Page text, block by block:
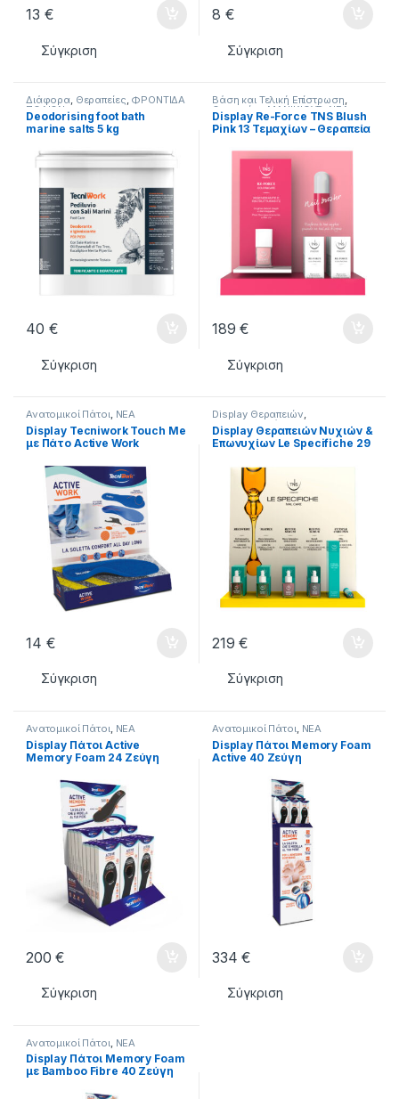
13 €
Σύγκριση
8 €
Σύγκριση
Διάφορα, Θεραπείες, ΦΡΟΝΤΙΔΑ
ΠΟΔΙΩΝ
Deodorising foot bath
marine salts 5 kg
40 €
Σύγκριση
Βάση και Τελική Επίστρωση,
Θεραπείες ΜΑΝΙΚΙΟΥΡ,ΝΕΑ
ΠΡΟΙΟΝΤΑ,ΦΡΟΝΤΙΔΑ ΠΟΔΙΩΝ,
Φροντίδα Χεριών
Display Re-Force TNS Blush
Pink 13 Τεμαχίων – Θεραπεία
Χρώμα
189€
Σύγκριση
Ανατομικοί Πάτοι, ΝΕΑ
ΠΡΟΙΟΝΤΑ ΦΡΟΝΤΙΔΑ ΠΟΔΙΩΝ
Display Tecniwork Touch Me
με Πάτο Active Work
14 €
Σύγκριση
Display Θεραπειών,
Κερατολυτικά ΜΑΝΙΚΙΟΥΡ ΝΕΑ
ΠΡΟΙΟΝΤΑ,Προιόντα για Νύχια
και Επωνύχια ,ΦΡΟΝΤΙΔΑ
ΠΟΔΙΩΝ, Φροντίδα Χεριών
Display Θεραπειών Νυχιών &
Επωνυχίων Le Specifiche 29
219€
Σύγκριση
Ανατομικοί Πάτοι, ΝΕΑ
ΠΡΟΙΟΝΤΑ ,ΦΡΟΝΤΙΔΑ ΠΟΔΙΩΝ
Display Πάτοι Active
Memory Foam 24 Ζεύγη
200€
Σύγκριση
Ανατομικοί Πάτοι, ΝΕΑ
ΠΡΟΙΟΝΤΑ ,ΦΡΟΝΤΙΔΑ ΠΟΔΙΩΝ
Display Πάτοι Memory Foam
Active 40 Ζεύγη
334€
Σύγκριση
Ανατομικοί Πάτοι ΝΕΑ
ΠΡΟΙΟΝΤΑ ,ΦΡΟΝΤΙΔΑ ΠΟΔΙΩΝ
Display Πάτοι Memory Foam
με Bamboo Fibre 40 Ζεύγη